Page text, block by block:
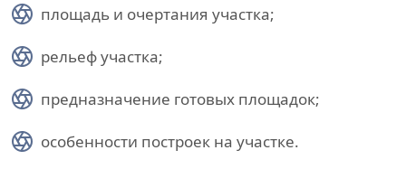
площадь и очертания участка;
рельеф участка;
предназначение готовых площадок;
особенности построек на участке.